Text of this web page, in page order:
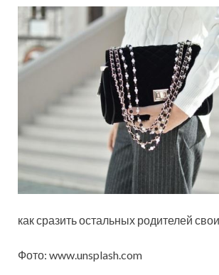
как сразить остальных родителей
Фото: www.unsplash.com